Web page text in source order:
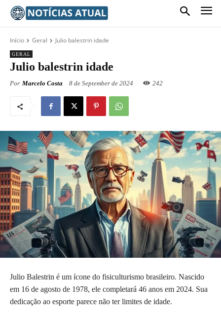
Início Geral Julio balestrin idade
GERAL
Julio balestrin idade
Por Marcelo Costa 8 de September de 2024 242
Julio Balestrin é um ícone do fisiculturismo brasileiro. Nascido
em 16 de agosto de 1978, ele completará 46 anos em 2024. Sua
dedicação ao esporte parece não ter limites de idade.